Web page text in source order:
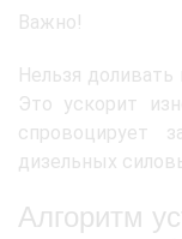
Важно!
Нельзя
Это ускорит
спровоцирует
дизельных
Алгоритм